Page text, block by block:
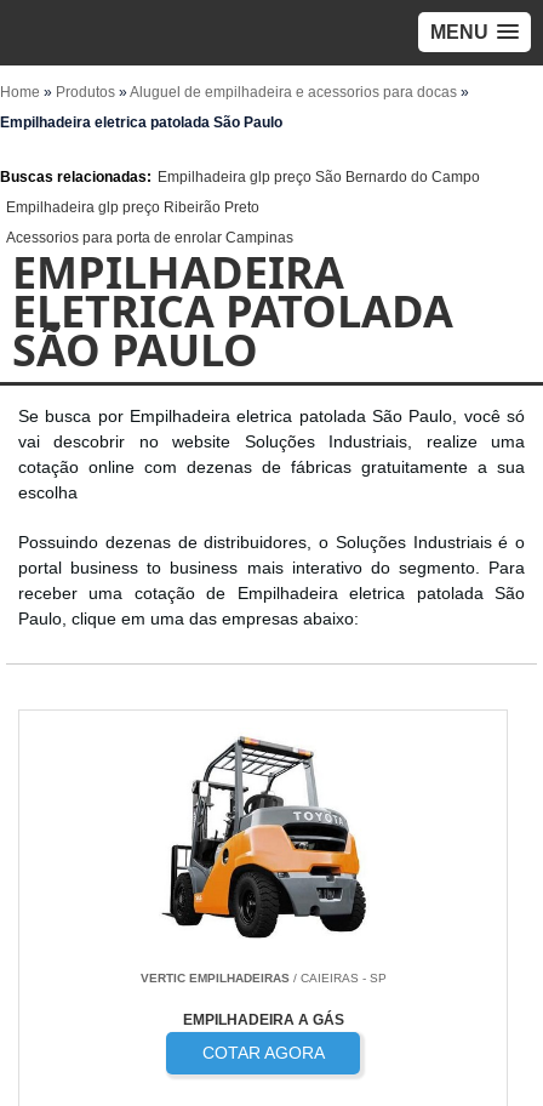
MENU
Home » Produtos »Aluguel de empilhadeira e acessorios para docas »
Empilhadeira eletrica patolada São Paulo
Buscas relacionadas: Empilhadeira glp preço São Bernardo do Campo
Empilhadeira glp preço Ribeirão Preto
Acessorios para porta de enrolar Campinas
EMPILHADEIRA
ELETRICA PATOLADA
SÃO PAULO
Se busca por Empilhadeira eletrica patolada São Paulo, você só
vai descobrir no website Soluções Industriais, realize uma
cotação online com dezenas de fábricas gratuitamente a sua
escolha
Possuindo dezenas de distribuidores, o Soluções Industriais é o
portal business to business mais interativo do segmento. Para
receber uma cotação de Empilhadeira eletrica patolada São
Paulo, clique em uma das empresas abaixo:
VERTIC EMPILHADEIRAS/ CAIEIRAS - SP
EMPILHADEIRA A GÁS
COTAR AGORA